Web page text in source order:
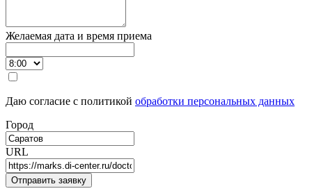
Желаемая дата и время приема
Даю согласие с политикой обработки персональных данных
Город
URL